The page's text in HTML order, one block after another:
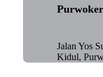
Jalan Yos
Kidul,